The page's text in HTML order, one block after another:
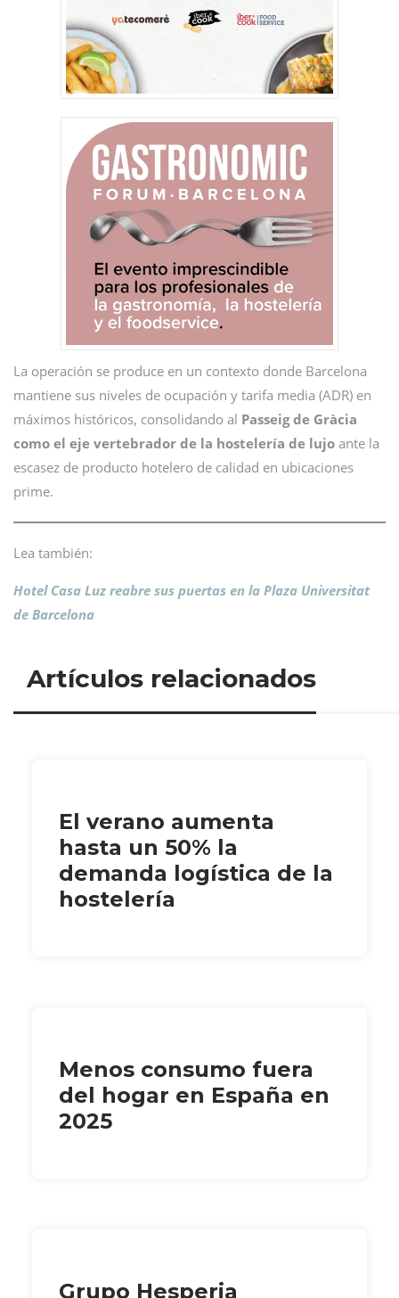
La operación se produce en un contexto donde Barcelona
mantiene sus niveles de ocupación y tarifa media (ADR) en
máximos históricos, consolidando al Passeig de Gràcia
como el eje vertebrador de la hostelería de lujo ante la
escasez de producto hotelero de calidad en ubicaciones
prime.
Lea también:
Hotel Casa Luz reabre sus puertas en la Plaza Universitat
de Barcelona
Artículos relacionados
El verano aumenta
hasta un 50% la
demanda logística de la
hostelería
Menos consumo fuera
del hogar en España en
2025
Grupo Hesperia